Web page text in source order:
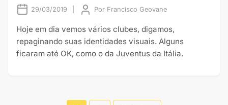
29/03/2019 Por Francisco Geovane
Hoje em dia vemos vários clubes, digamos,
repaginando suas identidades visuais. Alguns
ficaram até OK, como o da Juventus da Itália.